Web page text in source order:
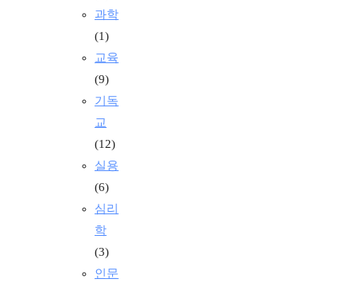
과학
(1)
교육
(9)
기독
교
(12)
실용
(6)
심리
학
(3)
인문